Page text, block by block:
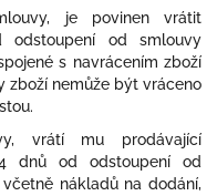
je povinen vrátit
od smlouvy
s navrácením zboží
zboží nemůže být vráceno
vrátí mu prodávající
dnů od odstoupení od
nákladů na dodání,